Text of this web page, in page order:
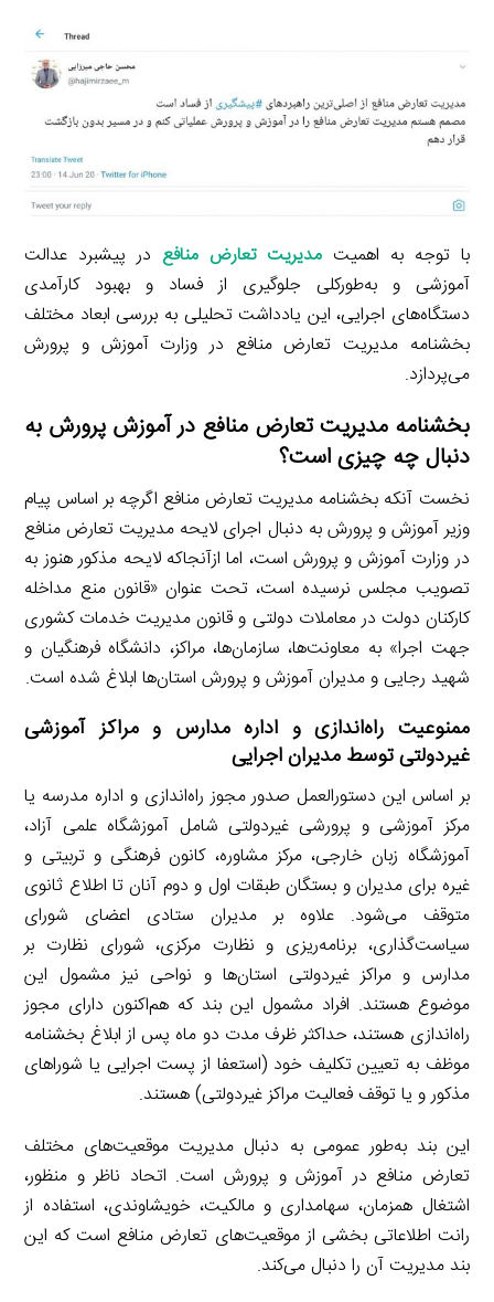
با توجه به اهمیت مدیریت تعارض منافع در پیشبرد عدالت
آموزشی و به‌طورکلی جلوگیری از فساد و بهبود کارآمدی
دستگاه‌های اجرایی، این یادداشت تحلیلی به بررسی ابعاد مختلف
بخشنامه مدیریت تعارض منافع در وزارت آموزش و پرورش
می‌پردازد.
بخشنامه مدیریت تعارض منافع در آموزش پرورش به
دنبال چه چیزی است؟
نخست آنکه بخشنامه مدیریت تعارض منافع اگرچه بر اساس پیام
وزیر آموزش و پرورش به دنبال اجرای لایحه مدیریت تعارض منافع
در وزارت آموزش و پرورش است، اما ازآنجاکه لایحه مذکور هنوز به
تصویب مجلس نرسیده است، تحت عنوان «قانون منع مداخله
کارکنان دولت در معاملات دولتی و قانون مدیریت خدمات کشوری
جهت اجرا» به معاونت‌ها، سازمان‌ها، مراکز، دانشگاه فرهنگیان و
شهید رجایی و مدیران آموزش و پرورش استان‌ها ابلاغ شده است.
ممنوعیت راه‌اندازی و اداره مدارس و مراکز آموزشی
غیردولتی توسط مدیران اجرایی
بر اساس این دستورالعمل صدور مجوز راه‌اندازی و اداره مدرسه یا
مرکز آموزشی و پرورشی غیردولتی شامل آموزشگاه علمی آزاد،
آموزشگاه زبان خارجی، مرکز مشاوره، کانون فرهنگی و تربیتی و
غیره برای مدیران و بستگان طبقات اول و دوم آنان تا اطلاع ثانوی
متوقف می‌شود. علاوه بر مدیران ستادی اعضای شورای
سیاست‌گذاری، برنامه‌ریزی و نظارت مرکزی، شورای نظارت بر
مدارس و مراکز غیردولتی استان‌ها و نواحی نیز مشمول این
موضوع هستند. افراد مشمول این بند که هم‌اکنون دارای مجوز
راه‌اندازی هستند، حداکثر ظرف مدت دو ماه پس از ابلاغ بخشنامه
موظف به تعیین تکلیف خود (استعفا از پست اجرایی یا شوراهای
مذکور و یا توقف فعالیت مراکز غیردولتی) هستند.
این بند به‌طور عمومی به دنبال مدیریت موقعیت‌های مختلف
تعارض منافع در آموزش و پرورش است. اتحاد ناظر و منظور،
اشتغال همزمان، سهامداری و مالکیت، خویشاوندی، استفاده از
رانت اطلاعاتی بخشی از موقعیت‌های تعارض منافع است که این
بند مدیریت آن را دنبال می‌کند.